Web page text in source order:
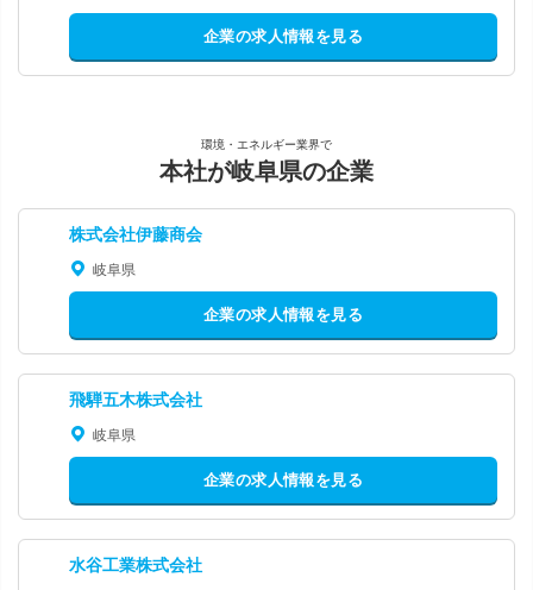
企業の求人情報を見る
環境・エネルギー業界で
本社が岐阜県の企業
株式会社伊藤商会
岐阜県
企業の求人情報を見る
飛騨五木株式会社
岐阜県
企業の求人情報を見る
水谷工業株式会社